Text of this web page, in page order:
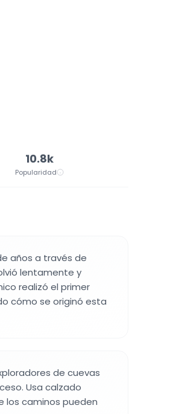
10.8k
Popularidad
años a través de
lentamente y
realizó el primer
cómo se originó esta
de cuevas
Usa calzado
los caminos pueden